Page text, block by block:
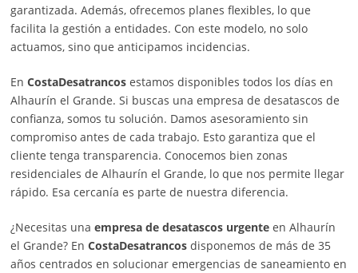
garantizada. Además, ofrecemos planes flexibles, lo que
facilita la gestión a entidades. Con este modelo, no solo
actuamos, sino que anticipamos incidencias.
En CostaDesatrancosestamos disponibles todos los días en
Alhaurín el Grande. Si buscas una empresa de desatascos de
confianza, somos tu solución. Damos asesoramiento sin
compromiso antes de cada trabajo. Esto garantiza que el
cliente tenga transparencia. Conocemos bien zonas
residenciales de Alhaurín el Grande, lo que nos permite llegar
rápido. Esa cercanía es parte de nuestra diferencia.
¿Necesitas una empresa de desatascos urgenteen Alhaurín
el Grande? En CostaDesatrancosdisponemos de más de 35
años centrados en solucionar emergencias de saneamiento en